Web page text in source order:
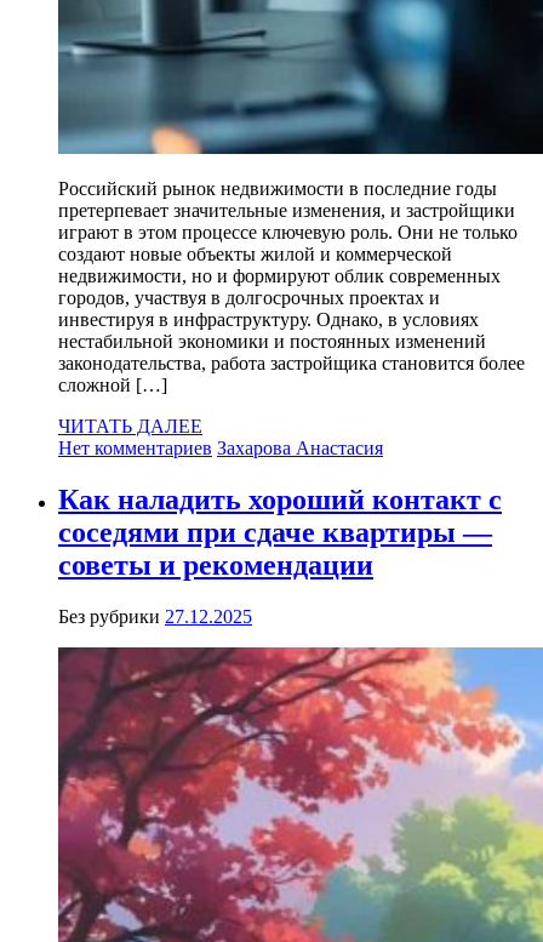
Российский рынок недвижимости в последние годы
претерпевает значительные изменения, и застройщики
играют в этом процессе ключевую роль. Они не только
создают новые объекты жилой и коммерческой
недвижимости, но и формируют облик современных
городов, участвуя в долгосрочных проектах и
инвестируя в инфраструктуру. Однако, в условиях
нестабильной экономики и постоянных изменений
законодательства, работа застройщика становится более
сложной […]
ЧИТАТЬ ДАЛЕЕ
Нет комментариев Захарова Анастасия
Как наладить хороший контакт с
соседями при сдаче квартиры —
советы и рекомендации
Без рубрики 27.12.2025